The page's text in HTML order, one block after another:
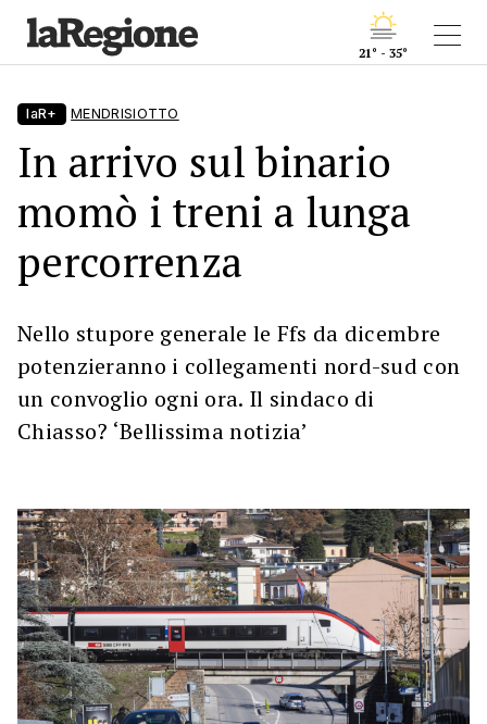
21° - 35°
laR+ MENDRISIOTTO
In arrivo sul binario
momò i treni a lunga
percorrenza
Nello stupore generale le Ffs da dicembre
potenzieranno i collegamenti nord-sud con
un convoglio ogni ora. Il sindaco di
Chiasso? ‘Bellissima notizia’